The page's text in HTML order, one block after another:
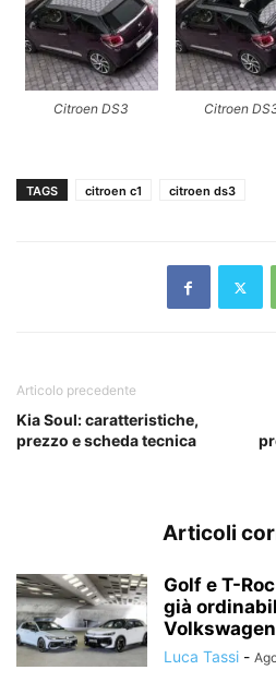
Citroen DS3 Citroen
TAGS citroen c1 citroen ds3
Articolo precedente
Kia Soul: caratteristiche,
prezzo e scheda tecnica
Articoli
Golf e T-
già
Luca Tassi -